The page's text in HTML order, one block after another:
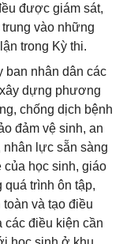
được giám sát,
vào những
trong Kỳ thi.
ban nhân dân các
dựng phương
chống dịch bệnh
đảm vệ sinh, an
nhân lực sẵn sàng
học sinh, giáo
trình ôn tập,
và tạo điều
các điều kiện cần